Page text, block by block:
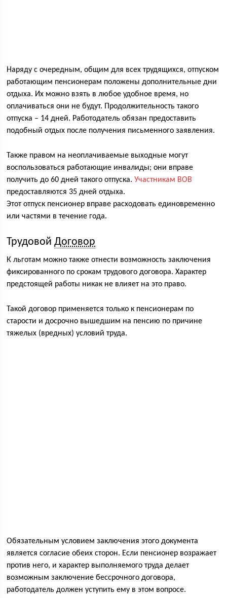
Наряду с очередным, общим для всех трудящихся, отпуском
работающим пенсионерам положены дополнительные дни
отдыха. Их можно взять в любое удобное время, но
оплачиваться они не будут. Продолжительность такого
отпуска – 14 дней. Работодатель обязан предоставить
подобный отдых после получения письменного заявления.
Также правом на неоплачиваемые выходные могут
воспользоваться работающие инвалиды; они вправе
получить до 60 дней такого отпуска.Участникам ВОВ
предоставляются 35 дней отдыха.
Этот отпуск пенсионер вправе расходовать единовременно
или частями в течение года.
ТрудовойДоговор
К льготам можно также отнести возможность заключения
фиксированного по срокам трудового договора. Характер
предстоящей работы никак не влияет на это право.
Такой договор применяется только к пенсионерам по
старости и досрочно вышедшим на пенсию по причине
тяжелых (вредных) условий труда.
Обязательным условием заключения этого документа
является согласие обеих сторон. Если пенсионер возражает
против него, и характер выполняемого труда делает
возможным заключение бессрочного договора,
работодатель должен уступить ему в этом вопросе.